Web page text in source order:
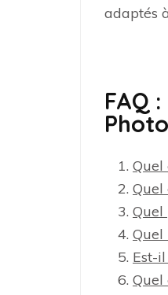
adaptés
FAQ
Quel
Quel
Quel
Quel
Est-
Quel